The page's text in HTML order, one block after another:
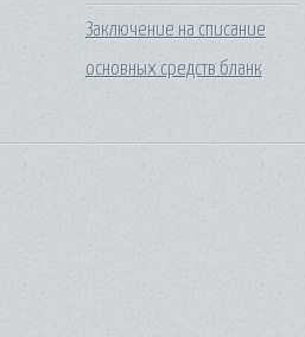
Заключение на списание
основных средств бланк